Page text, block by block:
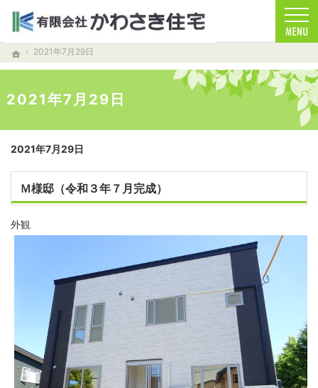
ホーム
2021年7月29日
2021年7月29日
お客様を笑顔する家づくりをします。注文住宅（青森・青森市）の工務店なら安心・信頼
注文住宅（青森・青森市）の工務店なら当店で家づくり
2021年7月29日
Ｍ様邸（令和３年７月完成）
外観